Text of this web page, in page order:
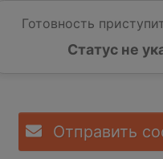
Готовность
Статус не
Отправить